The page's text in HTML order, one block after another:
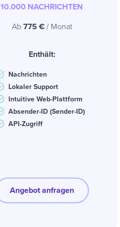
10.000 NACHRICHTEN
Ab775 €/ Monat
Enthält:
Nachrichten
Lokaler Support
Intuitive Web-Plattform
Absender-ID (Sender-ID)
API-Zugriff
Angebot anfragen